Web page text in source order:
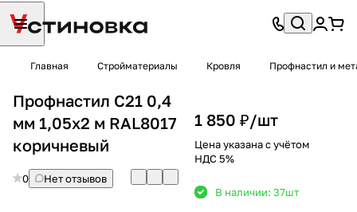
Главная Стройматериалы Кровля Профнастил и
Профнастил С21 0,4
мм 1,05х2 м RAL8017
коричневый
0 Нет отзывов
1 850 ₽/шт
Цена указана с учётом
НДС 5%
В наличии: 37шт